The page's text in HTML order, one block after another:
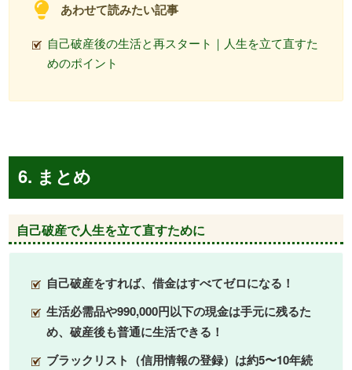
あわせて読みたい記事
自己破産後の生活と再スタート｜人生を立て直すた
めのポイント
6. まとめ
自己破産で人生を立て直すために
自己破産をすれば、借金はすべてゼロになる！
生活必需品や990,000円以下の現金は手元に残るた
め、破産後も普通に生活できる！
ブラックリスト（信用情報の登録）は約5〜10年続